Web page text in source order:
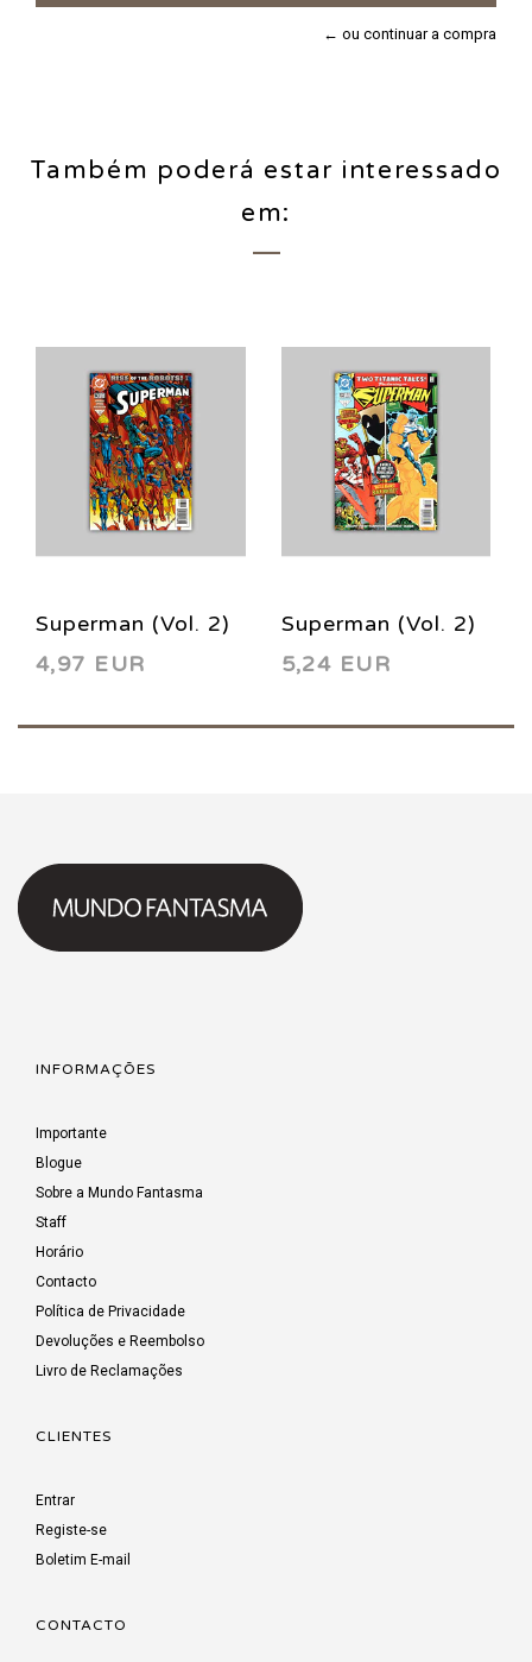
← ou continuar a compra
Também poderá estar interessado
em:
Superman (Vol. 2)
143 1999
4,97 EUR
Superman (Vol. 2)
133 1998
5,24 EUR
INFORMAÇÕES
Importante
Blogue
Sobre a Mundo Fantasma
Staff
Horário
Contacto
Política de Privacidade
Devoluções e Reembolso
Livro de Reclamações
CLIENTES
Entrar
Registe-se
Boletim E-mail
CONTACTO